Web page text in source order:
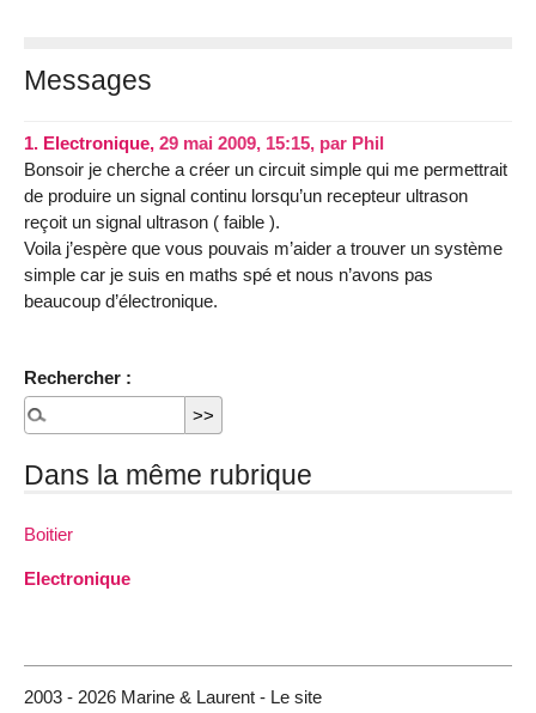
Messages
1. Electronique, 29 mai 2009, 15:15, par Phil
Bonsoir je cherche a créer un circuit simple qui me permettrait
de produire un signal continu lorsqu’un recepteur ultrason
reçoit un signal ultrason ( faible ).
Voila j’espère que vous pouvais m’aider a trouver un système
simple car je suis en maths spé et nous n’avons pas
beaucoup d’électronique.
Rechercher :
Dans la même rubrique
Boitier
Electronique
2003 - 2026 Marine & Laurent - Le site